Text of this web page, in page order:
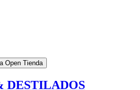
Open Tienda
DESTILADOS